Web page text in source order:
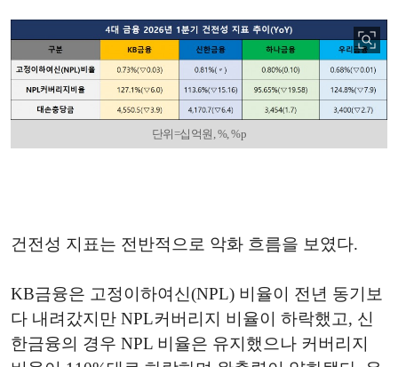
단위=십억원, %, %p
건전성 지표는 전반적으로 악화 흐름을 보였다.
KB금융은 고정이하여신(NPL) 비율이 전년 동기보
다 내려갔지만 NPL커버리지 비율이 하락했고, 신
한금융의 경우 NPL 비율은 유지했으나 커버리지